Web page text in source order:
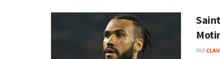
PAR